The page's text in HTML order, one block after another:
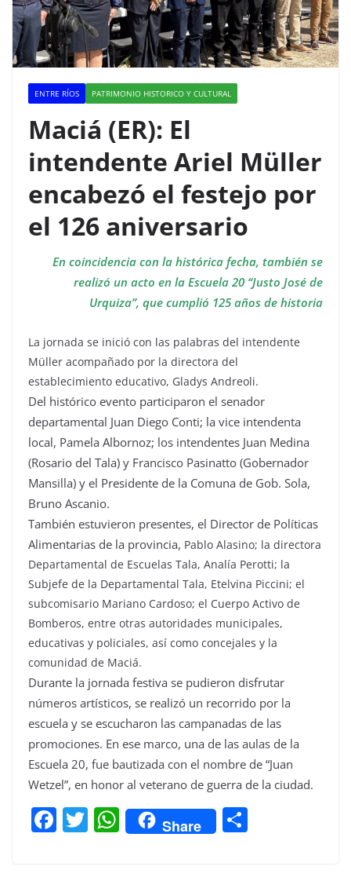
ENTRE RÍOS PATRIMONIO HISTORICO Y CULTURAL
Maciá (ER): El
intendente Ariel Müller
encabezó el festejo por
el 126 aniversario
En coincidencia con la histórica fecha, también se
realizó un acto en la Escuela 20 “Justo José de
Urquiza”, que cumplió 125 años de historia
La jornada se inició con las palabras del intendente
Müller acompañado por la directora del
establecimiento educativo, Gladys Andreoli.
Del histórico evento participaron el senador
departamental Juan Diego Conti; la vice intendenta
local, Pamela Albornoz; los intendentes Juan Medina
(Rosario del Tala) y Francisco Pasinatto (Gobernador
Mansilla) y el Presidente de la Comuna de Gob. Sola,
Bruno Ascanio.
También estuvieron presentes, el Director de Políticas
Alimentarias de la provincia, Pablo Alasino; la directora
Departamental de Escuelas Tala, Analía Perotti; la
Subjefe de la Departamental Tala, Etelvina Piccini; el
subcomisario Mariano Cardoso; el Cuerpo Activo de
Bomberos, entre otras autoridades municipales,
educativas y policiales, así como concejales y la
comunidad de Maciá.
Durante la jornada festiva se pudieron disfrutar
números artísticos, se realizó un recorrido por la
escuela y se escucharon las campanadas de las
promociones. En ese marco, una de las aulas de la
Escuela 20, fue bautizada con el nombre de “Juan
Wetzel”, en honor al veterano de guerra de la ciudad.
F T W
h
Share